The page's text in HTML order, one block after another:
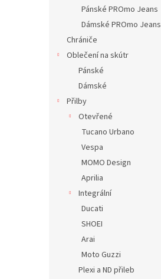
Pánské PROmo Jeans
Dámské PROmo Jeans
Chrániče
Oblečení na skútr
Pánské
Dámské
Přilby
Otevřené
Tucano Urbano
Vespa
MOMO Design
Aprilia
Integrální
Ducati
SHOEI
Arai
Moto Guzzi
Plexi a ND přileb